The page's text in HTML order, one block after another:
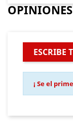
OPINIONES
ESCRIBE
¡ Se el